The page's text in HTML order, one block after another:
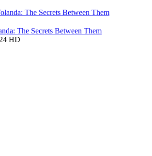
The Secrets Between Them
HD